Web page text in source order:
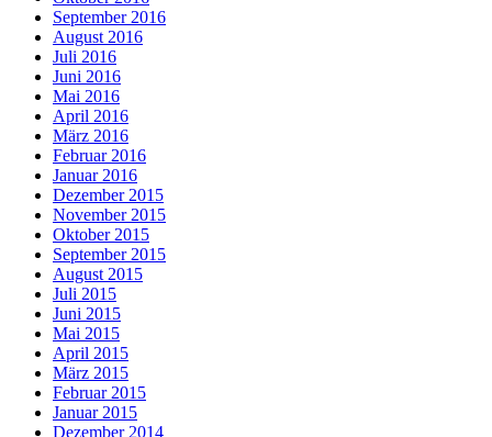
September 2016
August 2016
Juli 2016
Juni 2016
Mai 2016
April 2016
März 2016
Februar 2016
Januar 2016
Dezember 2015
November 2015
Oktober 2015
September 2015
August 2015
Juli 2015
Juni 2015
Mai 2015
April 2015
März 2015
Februar 2015
Januar 2015
Dezember 2014